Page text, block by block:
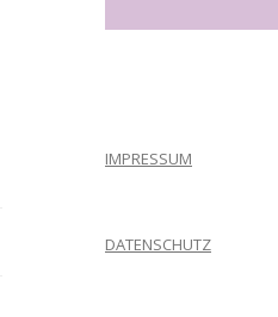
IMPRESSUM
DATENSCHUTZ